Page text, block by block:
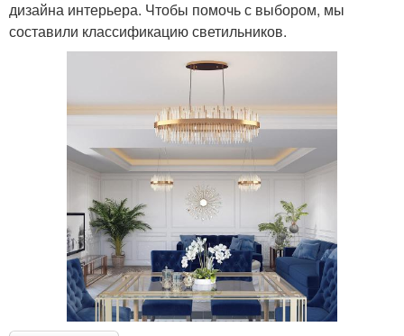
дизайна интерьера. Чтобы помочь с выбором, мы
составили классификацию светильников.